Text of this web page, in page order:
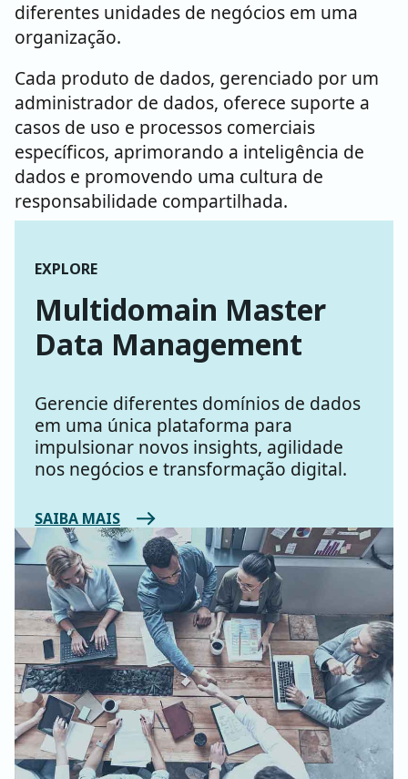
diferentes unidades de negócios em uma
organização.
Cada produto de dados, gerenciado por um
administrador de dados, oferece suporte a
casos de uso e processos comerciais
específicos, aprimorando a inteligência de
dados e promovendo uma cultura de
responsabilidade compartilhada.
EXPLORE
Multidomain Master
Data Management
Gerencie diferentes domínios de dados
em uma única plataforma para
impulsionar novos insights, agilidade
nos negócios e transformação digital.
SAIBA MAIS